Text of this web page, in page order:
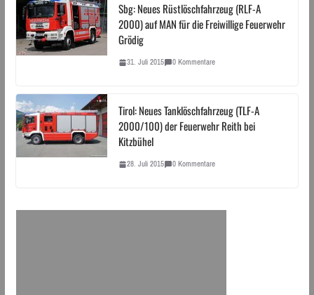
Sbg: Neues Rüstlöschfahrzeug (RLF-A
2000) auf MAN für die Freiwillige Feuerwehr
Grödig
31. Juli 2015 0 Kommentare
Tirol: Neues Tanklöschfahrzeug (TLF-A
2000/100) der Feuerwehr Reith bei
Kitzbühel
28. Juli 2015 0 Kommentare